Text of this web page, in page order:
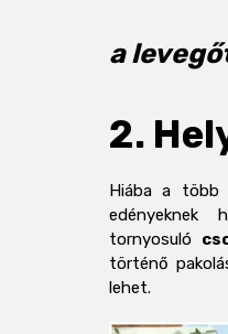
a
2.
Hiába a több
tornyosuló
történő
lehet.